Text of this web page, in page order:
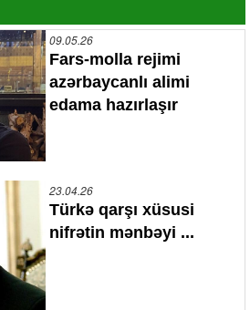
09.05.26
Fars-molla rejimi
azərbaycanlı alimi
edama hazırlaşır
23.04.26
Türkə qarşı xüsusi
nifrətin mənbəyi ...